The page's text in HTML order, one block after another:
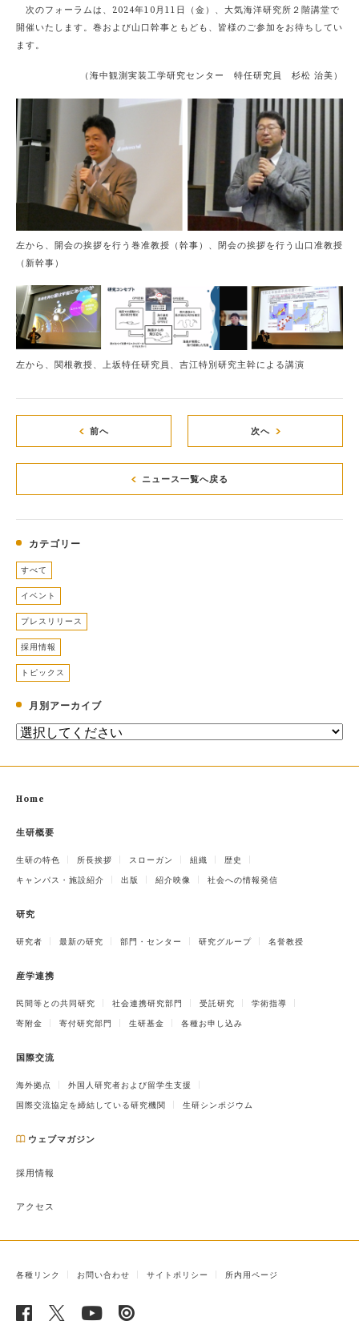
次のフォーラムは、2024年10月11日（金）、大気海洋研究所２階講堂で
開催いたします。巻および山口幹事ともども、皆様のご参加をお待ちしてい
ます。
（海中観測実装工学研究センター 特任研究員 杉松 治美）
左から、開会の挨拶を行う巻准教授（幹事）、閉会の挨拶を行う山口准教授
（新幹事）
左から、関根教授、上坂特任研究員、吉江特別研究主幹による講演
前へ 次へ
ニュース一覧へ戻る
カテゴリー
すべて
イベント
プレスリリース
採用情報
トピックス
月別アーカイブ
Home
生研概要
生研の特色 所長挨拶 スローガン 組織 歴史
キャンパス・施設紹介 出版 紹介映像 社会への情報発信
研究
研究者 最新の研究 部門・センター 研究グループ 名誉教授
産学連携
民間等との共同研究 社会連携研究部門 受託研究 学術指導
寄附金 寄付研究部門 生研基金 各種お申し込み
国際交流
海外拠点 外国人研究者および留学生支援
国際交流協定を締結している研究機関 生研シンポジウム
ウェブマガジン
採用情報
アクセス
各種リンク お問い合わせ サイトポリシー 所内用ページ